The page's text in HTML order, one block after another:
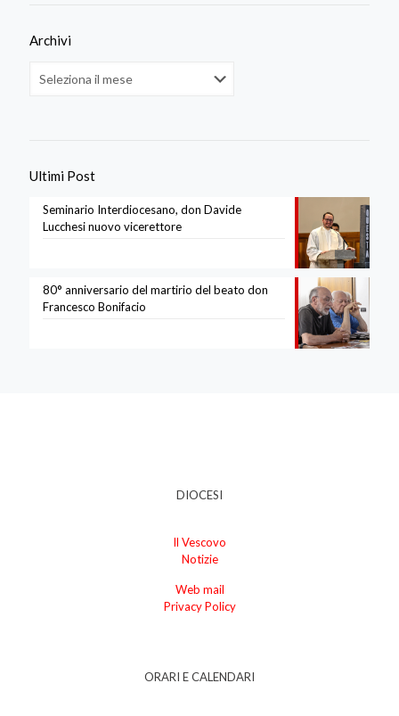
Archivi
Ultimi Post
Seminario Interdiocesano, don Davide
Lucchesi nuovo vicerettore
80° anniversario del martirio del beato don
Francesco Bonifacio
DIOCESI
Il Vescovo
Notizie
Web mail
Privacy Policy
ORARI E CALENDARI